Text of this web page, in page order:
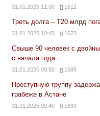
31.01.2025 11:00 1612
Треть долга – Т20 млрд
31.01.2025 10:45 1673
Свыше 90 человек с
с начала года
31.01.2025 09:50 1585
Преступную группу
грабеже в Астане
31.01.2025 09:40 1639